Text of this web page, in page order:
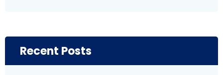
Recent Posts